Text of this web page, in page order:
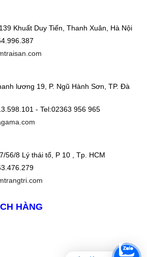
Khuất Duy Tiến, Thanh Xuân, Hà Nội
lương 19, P. Ngũ Hành Sơn, TP. Đà
- Tel:02363 956 965
56/8 Lý thái tổ, P 10 , Tp. HCM
HÀNG